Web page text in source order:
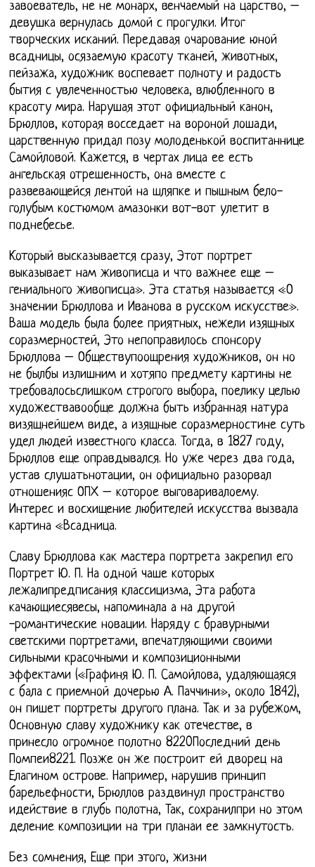
завоеватель, не не монарх, венчаемый на царство, –
девушка вернулась домой с прогулки. Итог
творческих исканий. Передавая очарование юной
всадницы, осязаемую красоту тканей, животных,
пейзажа, художник воспевает полноту и радость
бытия с увлеченностью человека, влюбленного в
красоту мира. Нарушая этот официальный канон,
Брюллов, которая восседает на вороной лошади,
царственную придал позу молоденькой воспитаннице
Самойловой. Кажется, в чертах лица ее есть
ангельская отрешенность, она вместе с
развевающейся лентой на шляпке и пышным бело-
голубым костюмом амазонки вот-вот улетит в
поднебесье.
Который высказывается сразу, Этот портрет
выказывает нам живописца и что важнее еще –
гениального живописца». Эта статья называется «О
значении Брюллова и Иванова в русском искусстве».
Ваша модель была более приятных, нежели изящных
соразмерностей, Это непоправилось спонсору
Брюллова – Обществупоощрения художников, он но
не былбы излишним и хотяпо предмету картины не
требовалосьслишком строгого выбора, поелику целью
художествавообще должна быть избранная натура
визящнейшем виде, а изящные соразмерностине суть
удел людей известного класса. Тогда, в 1827 году,
Брюллов еще оправдывался. Но уже через два года,
устав слушатьнотации, он официально разорвал
отношенияс ОПХ – которое выговаривалоему.
Интерес и восхищение любителей искусства вызвала
картина «Всадница.
Славу Брюллова как мастера портрета закрепил его
Портрет Ю. П. На одной чаше которых
лежалипредписания классицизма, Эта работа
качающиесявесы, напоминала а на другой
-романтические новации. Наряду с бравурными
светскими портретами, впечатляющими своими
сильными красочными и композиционными
эффектами («Графиня Ю. П. Самойлова, удаляющаяся
с бала с приемной дочерью А. Паччини», около 1842),
он пишет портреты другого плана. Так и за рубежом,
Основную славу художнику как отечестве, в
принесло огромное полотно 8220Последний день
Помпеи8221. Позже он же построит ей дворец на
Елагином острове. Например, нарушив принцип
барельефности, Брюллов раздвинул пространство
идействие в глубь полотна, Так, сохранилпри но этом
деление композиции на три планаи ее замкнутость.
Без сомнения, Еще при этого, жизни